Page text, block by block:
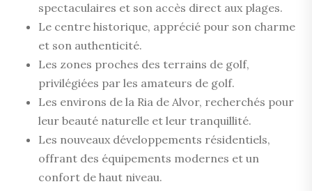
spectaculaires et son accès direct aux plages.
Le centre historique, apprécié pour son charme
et son authenticité.
Les zones proches des terrains de golf,
privilégiées par les amateurs de golf.
Les environs de la Ria de Alvor, recherchés pour
leur beauté naturelle et leur tranquillité.
Les nouveaux développements résidentiels,
offrant des équipements modernes et un
confort de haut niveau.